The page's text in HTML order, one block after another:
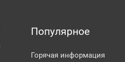
Популярное
Горячая информация